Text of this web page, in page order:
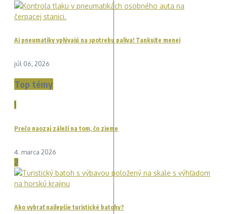
Aj pneumatiky vplývajú na spotrebu paliva! Tankujte menej
júl 06, 2026
Top témy
1
Prečo naozaj záleží na tom, čo zjeme
4. marca 2026
2
Ako vybrať najlepšie turistické batohy?